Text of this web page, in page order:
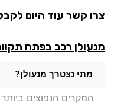
קשר עוד היום לקבלת
רכב בפתח תקווה
מתי נצטרך מנעולן?
המקרים הנפוצים ביותר